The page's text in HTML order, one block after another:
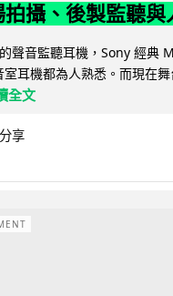
攝、後製監聽與
聲音監聽耳機，Sony 經典
耳機都為人熟悉。而現在
全文
分享